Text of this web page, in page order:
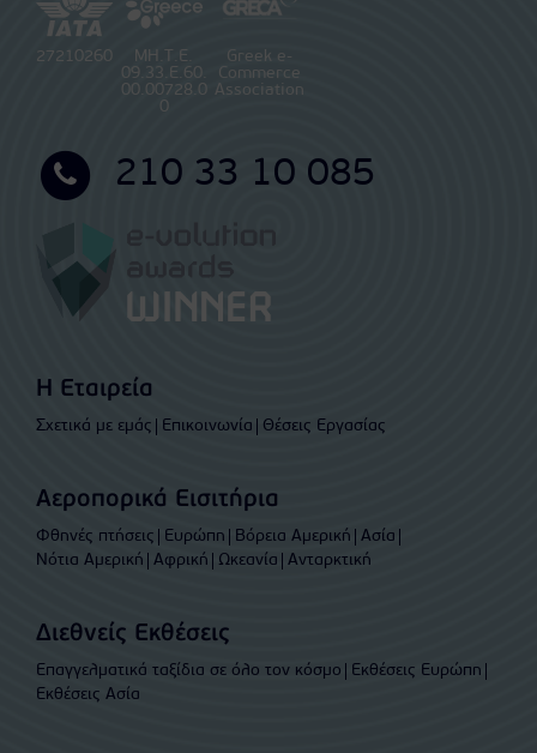
27210260
ΜΗ.Τ.Ε.
09.33.E.60.
00.00728.0
0
Greek e-
Commerce
Association
210 33 10 085
Η Εταιρεία
Σχετικά με εμάς Επικοινωνία Θέσεις Εργασίας
Αεροπορικά Εισιτήρια
Φθηνές πτήσεις Ευρώπη Βόρεια Αμερική Ασία
Νότια Αμερική Αφρική Ωκεανία Ανταρκτική
Διεθνείς Εκθέσεις
Επαγγελματικά ταξίδια σε όλο τον κόσμο
Εκθέσεις Ευρώπη
Εκθέσεις Ασία